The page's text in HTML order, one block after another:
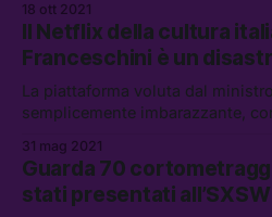
benissimo e in Dune ha
lezione di Pierre Perrault, uno dei
canadese
18 ott 2021
Il Netflix della cultura
Franceschini è un
La piattaforma voluta dal
semplicemente imbarazzante,
31 mag 2021
Guarda 70
stati presentati